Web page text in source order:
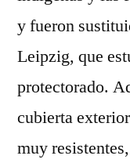
y fueron
Leipzig, que
protectorado.
cubierta
muy